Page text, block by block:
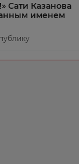
Сати Казанова
именем